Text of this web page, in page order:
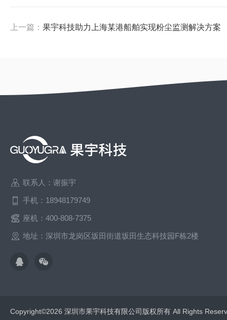
上一篇： 果宇科技助力上海某港船舶实现粉尘监测解决方案
联系人：谢振宇
手机：18948179749
座机：400-808-7375
地址：深圳市龙岗区坂田街道坂田生态科技园F栋2楼
Copyright©2026 深圳市果宇科技有限公司版权所有 All Rights